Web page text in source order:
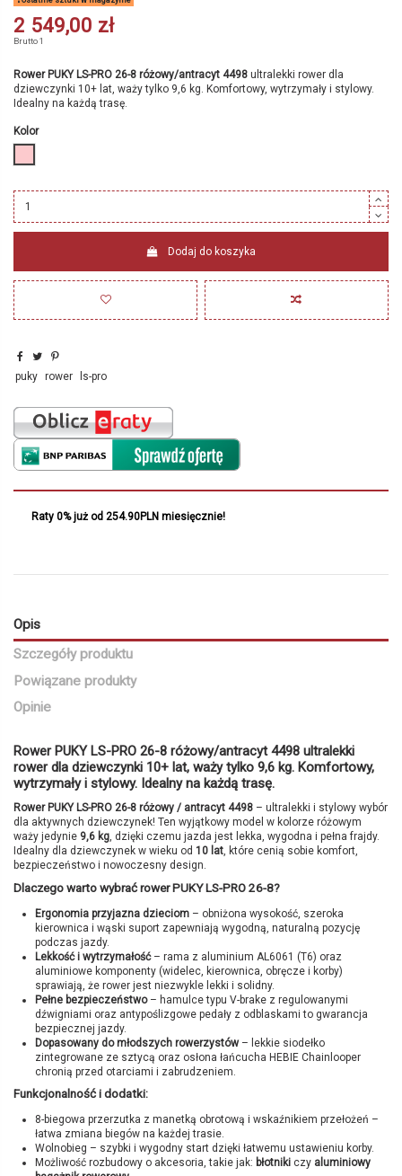
2 549,00 zł
Brutto1
Rower PUKY LS-PRO 26-8 różowy/antracyt 4498 ultralekki rower dla
dziewczynki 10+ lat, waży tylko 9,6 kg. Komfortowy, wytrzymały i stylowy.
Idealny na każdą trasę.
Kolor
Dodaj do koszyka
puky rower ls-pro
Raty 0% już od 254.90PLN miesięcznie!
Opis
Szczegóły produktu
Powiązane produkty
Opinie
Rower PUKY LS-PRO 26-8 różowy/antracyt 4498 ultralekki
rower dla dziewczynki 10+ lat, waży tylko 9,6 kg. Komfortowy,
wytrzymały i stylowy. Idealny na każdą trasę.
Rower PUKY LS-PRO 26-8 różowy / antracyt 4498 – ultralekki i stylowy wybór
dla aktywnych dziewczynek! Ten wyjątkowy model w kolorze różowym
waży jedynie 9,6 kg , dzięki czemu jazda jest lekka, wygodna i pełna frajdy.
Idealny dla dziewczynek w wieku od 10 lat , które cenią sobie komfort,
bezpieczeństwo i nowoczesny design.
Dlaczego warto wybrać rower PUKY LS-PRO 26-8?
Ergonomia przyjazna dzieciom – obniżona wysokość, szeroka
kierownica i wąski suport zapewniają wygodną, naturalną pozycję
podczas jazdy.
Lekkość i wytrzymałość– rama z aluminium AL6061 (T6) oraz
aluminiowe komponenty (widelec, kierownica, obręcze i korby)
sprawiają, że rower jest niezwykle lekki i solidny.
Pełne bezpieczeństwo– hamulce typu V-brake z regulowanymi
dźwigniami oraz antypoślizgowe pedały z odblaskami to gwarancja
bezpiecznej jazdy.
Dopasowany do młodszych rowerzystów– lekkie siodełko
zintegrowane ze sztycą oraz osłona łańcucha HEBIE Chainlooper
chronią przed otarciami i zabrudzeniem.
Funkcjonalność i dodatki:
8-biegowa przerzutka z manetką obrotową i wskaźnikiem przełożeń –
łatwa zmiana biegów na każdej trasie.
Wolnobieg – szybki i wygodny start dzięki łatwemu ustawieniu korby.
Możliwość rozbudowy o akcesoria, takie jak: błotniki czy aluminiowy